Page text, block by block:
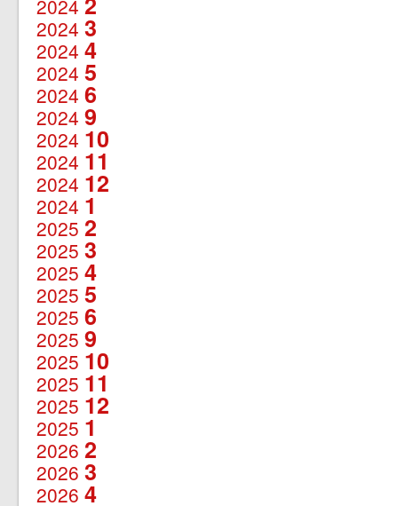
2024
2024 3
2024 4
2024 5
2024 6
2024 9
2024 10
2024 11
2024 12
2024 1
2025 2
2025 3
2025 4
2025 5
2025 6
2025 9
2025 10
2025 11
2025 12
2025 1
2026 2
2026 3
2026 4